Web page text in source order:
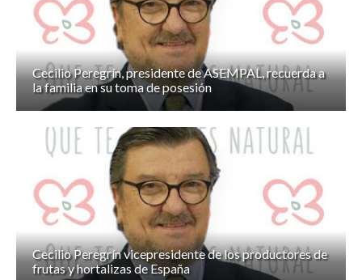
Cecilio Peregrín, presidente de ASEMPAL, recuerda a
la familia en su toma de posesión
Cecilio Peregrín vicepresidente de los productores de
frutas y hortalizas de España